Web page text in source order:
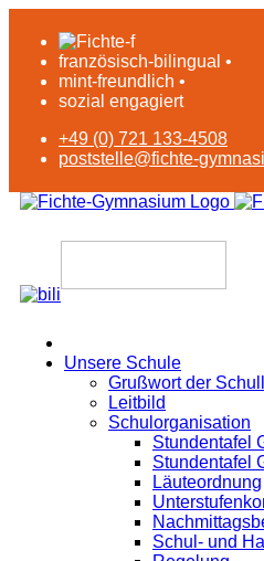
französisch-bilingual •
mint-freundlich •
sozial engagiert
+49 (0) 721 133-4508
poststelle@fichte-
Unsere Schule
Grußwort der
Leitbild
Schulorganisation
Stundentafel
Stundentafel
Läuteordnung
Schul- und